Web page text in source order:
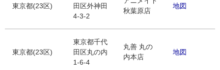
東京都(23区)
田区外神田
4-3-2
秋葉原店
地図
東京都(23区)
東京都千代
田区丸の内
1-6-4
丸善 丸の
内本店
地図